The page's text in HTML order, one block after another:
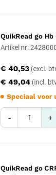
QuikRead go
Artikel nr:
€ 49,04
€ 40,53
Speciaal voor
- +
QuikRead go